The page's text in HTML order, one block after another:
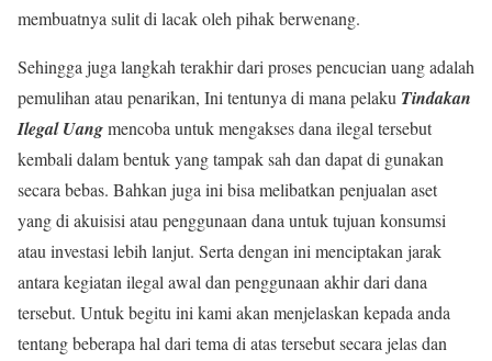
membuatnya sulit di lacak oleh pihak berwenang.
Sehingga juga langkah terakhir dari proses pencucian uang adalah
pemulihan atau penarikan, Ini tentunya di mana pelaku Tindakan
Ilegal Uangmencoba untuk mengakses dana ilegal tersebut
kembali dalam bentuk yang tampak sah dan dapat di gunakan
secara bebas. Bahkan juga ini bisa melibatkan penjualan aset
yang di akuisisi atau penggunaan dana untuk tujuan konsumsi
atau investasi lebih lanjut. Serta dengan ini menciptakan jarak
antara kegiatan ilegal awal dan penggunaan akhir dari dana
tersebut. Untuk begitu ini kami akan menjelaskan kepada anda
tentang beberapa hal dari tema di atas tersebut secara jelas dan